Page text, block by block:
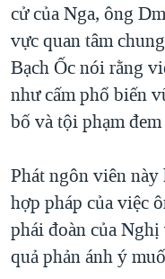
hướng
chính
Đi
tới
"Tìm"
MỤC
TỰ DO BÁO CHÍ
VẠCH TRẦN TIN GIẢ
NGƯỜI VIỆT HẢI
KINH TẾ
KHOA HỌC
SỨC KHOẺ
CHUYÊN ĐỀ
CHIẾN TRANH
MỘT NĂM CHIẾN
GIẢI MÃ VÀNH ĐAI &
NGÀY TỊ NẠN THẾ
TRỊNH VĨNH BÌNH -
HỌC TIẾNG ANH
VIDEO
MẠNG XÃ HỘI
cử của Nga, ông
vực quan tâm
Bạch Ốc nói rằng
như cấm phổ biến
bố và tội phạm
Phát ngôn viên
hợp pháp của việc
phái đoàn của
quả phản ánh ý